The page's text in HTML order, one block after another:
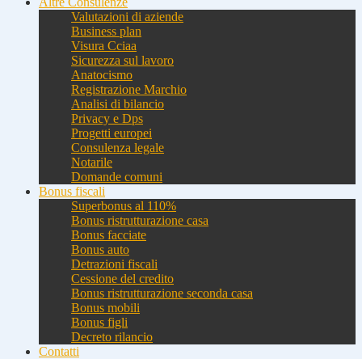
Valutazioni di aziende
Business plan
Visura Cciaa
Sicurezza sul lavoro
Anatocismo
Registrazione Marchio
Analisi di bilancio
Privacy e Dps
Progetti europei
Consulenza legale
Notarile
Domande comuni
Bonus fiscali
Superbonus al 110%
Bonus ristrutturazione casa
Bonus facciate
Bonus auto
Detrazioni fiscali
Cessione del credito
Bonus ristrutturazione seconda casa
Bonus mobili
Bonus figli
Decreto rilancio
Contatti